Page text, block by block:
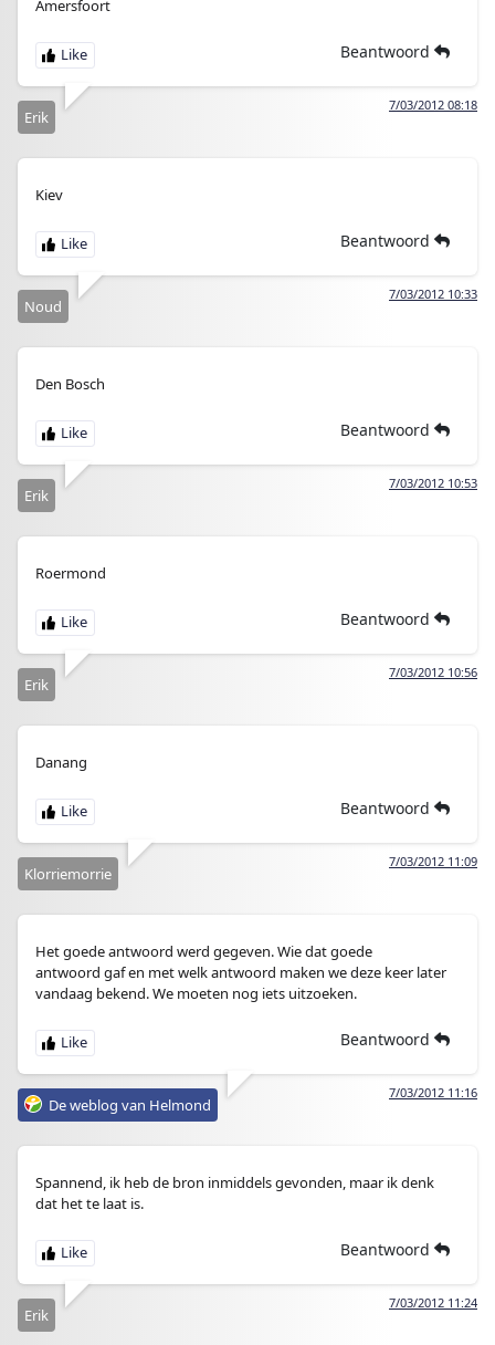
Amersfoort
Beantwoord
7/03/2012 08:18
Erik
Kiev
Beantwoord
7/03/2012 10:33
Noud
Den Bosch
Beantwoord
7/03/2012 10:53
Erik
Roermond
Beantwoord
7/03/2012 10:56
Erik
Danang
Beantwoord
7/03/2012 11:09
Klorriemorrie
Het goede antwoord werd gegeven. Wie dat goede
antwoord gaf en met welk antwoord maken we deze keer later
vandaag bekend. We moeten nog iets uitzoeken.
Beantwoord
7/03/2012 11:16
De weblog van Helmond
Spannend, ik heb de bron inmiddels gevonden, maar ik denk
dat het te laat is.
Beantwoord
7/03/2012 11:24
Erik